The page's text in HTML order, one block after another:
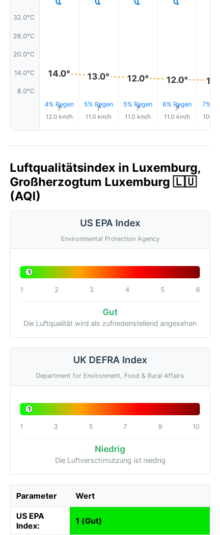
32.0°C
26.0°C
20.0°C
14.0°C
8.0°C
14.0°
4% Regen
↑
12.0 km/h
13.0°
5% Regen
↑
11.0 km/h
12.0°
5% Regen
↑
11.0 km/h
12.0°
6% Regen
↑
11.0 km/h
7%
10.0
Luftqualitätsindex in Luxemburg,
Großherzogtum Luxemburg 🇱🇺
(AQI)
US EPA Index
Environmental Protection Agency
1
1 2 3 4 5 6
Gut
Die Luftqualität wird als zufriedenstellend angesehen
UK DEFRA Index
Department for Environment, Food & Rural Affairs
1
1 3 5 7 9 10
Niedrig
Die Luftverschmutzung ist niedrig
Parameter Wert
US EPA
Index:
1 (Gut)